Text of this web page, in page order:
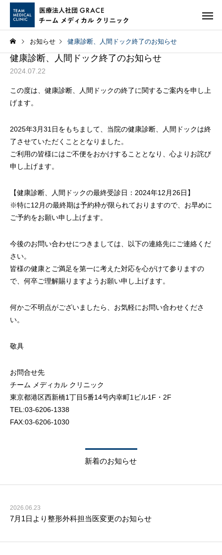
お知らせ 健康診断、人間ドック終了のお知らせ
健康診断、人間ドック終了のお知らせ
2024.07.22
この度は、健康診断、人間ドックの終了に関するご案内を申し上
げます。
2025年3月31日をもちまして、当院の健康診断、人間ドックは終
了させていただくこととなりました。
ご利用の皆様にはご不便をおかけすることとなり、心よりお詫び
申し上げます。
【健康診断、人間ドックの最終受診日：2024年12月26日】
※特に12月の最終期は予約枠が限られておりますので、お早めに
ご予約をお願い申し上げます。
今後のお問い合わせにつきましては、以下の連絡先にご連絡くだ
さい。
皆様の健康とご満足を第一に考えた対応を心がけて参りますの
で、何卒ご理解賜りますようお願い申し上げます。
何かご不明点がございましたら、お気軽にお問い合わせくださ
い。
敬具
お問合せ先
チーム メディカル クリニック
東京都港区西新橋1丁目5番14号内幸町1ビル1F・2F
TEL:03-6206-1338
FAX:03-6206-1030
新着のお知らせ
2026.06.23
7月1日より整形外科担当医変更のお知らせ